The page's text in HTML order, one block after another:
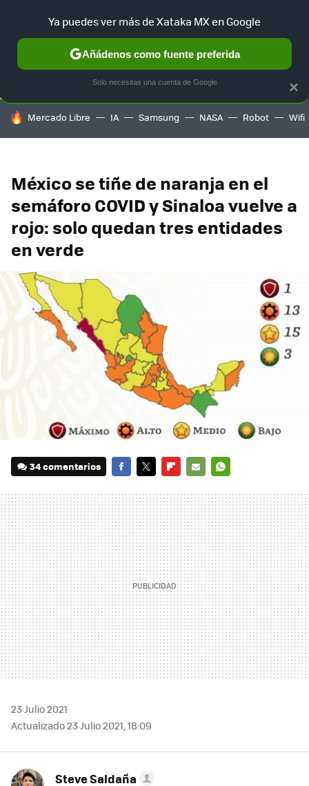
SELECCIÓN GAMING HOME AUTO TERRITORIO
HOY SE HABLA DE
Mercado Libre IA Samsung NASA Robot Wifi
México se tiñe de naranja en el
semáforo COVID y Sinaloa vuelve a
rojo: solo quedan tres entidades
en verde
34 comentarios
MAIL
23 Julio 2021
Actualizado 23 Julio 2021, 18:09
Steve Saldaña
×
Ya puedes ver más de Xataka MX en Google
Añádenos como fuente preferida
Solo necesitas una cuenta de Google